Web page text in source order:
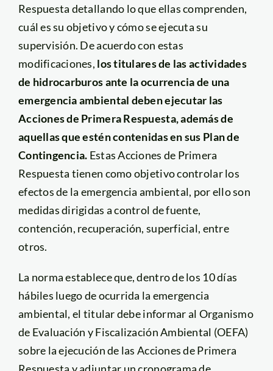
Respuesta detallando lo que ellas comprenden,
cuál es su objetivo y cómo se ejecuta su
supervisión. De acuerdo con estas
modificaciones, los titulares de las actividades
de hidrocarburos ante la ocurrencia de una
emergencia ambiental deben ejecutar las
Acciones de Primera Respuesta, además de
aquellas que estén contenidas en sus Plan de
Contingencia. Estas Acciones de Primera
Respuesta tienen como objetivo controlar los
efectos de la emergencia ambiental, por ello son
medidas dirigidas a control de fuente,
contención, recuperación, superficial, entre
otros.
La norma establece que, dentro de los 10 días
hábiles luego de ocurrida la emergencia
ambiental, el titular debe informar al Organismo
de Evaluación y Fiscalización Ambiental (OEFA)
sobre la ejecución de las Acciones de Primera